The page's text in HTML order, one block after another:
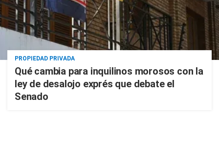
PROPIEDAD PRIVADA
Qué cambia para inquilinos morosos con la
ley de desalojo exprés que debate el
Senado